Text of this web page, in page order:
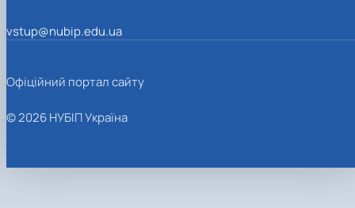
vstup@nubip.edu.ua
Офіційний портал сайту
© 2026 НУБІП Україна